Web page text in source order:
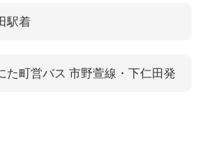
駅着
た町営バス 市野萱線・下仁田発